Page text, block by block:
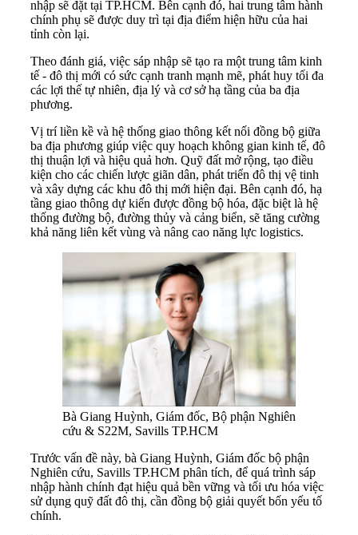
nhập sẽ đặt tại TP.HCM. Bên cạnh đó, hai trung tâm hành
chính phụ sẽ được duy trì tại địa điểm hiện hữu của hai
tỉnh còn lại.
Theo đánh giá, việc sáp nhập sẽ tạo ra một trung tâm kinh
tế - đô thị mới có sức cạnh tranh mạnh mẽ, phát huy tối đa
các lợi thế tự nhiên, địa lý và cơ sở hạ tầng của ba địa
phương.
Vị trí liền kề và hệ thống giao thông kết nối đồng bộ giữa
ba địa phương giúp việc quy hoạch không gian kinh tế, đô
thị thuận lợi và hiệu quả hơn. Quỹ đất mở rộng, tạo điều
kiện cho các chiến lược giãn dân, phát triển đô thị vệ tinh
và xây dựng các khu đô thị mới hiện đại. Bên cạnh đó, hạ
tầng giao thông dự kiến được đồng bộ hóa, đặc biệt là hệ
thống đường bộ, đường thủy và cảng biển, sẽ tăng cường
khả năng liên kết vùng và nâng cao năng lực logistics.
Bà Giang Huỳnh, Giám đốc, Bộ phận Nghiên
cứu & S22M, Savills TP.HCM
Trước vấn đề này, bà Giang Huỳnh, Giám đốc bộ phận
Nghiên cứu, Savills TP.HCM phân tích, để quá trình sáp
nhập hành chính đạt hiệu quả bền vững và tối ưu hóa việc
sử dụng quỹ đất đô thị, cần đồng bộ giải quyết bốn yếu tố
chính.